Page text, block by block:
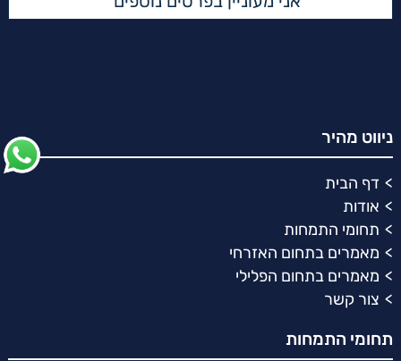
ניווט מהיר
דף הבית
אודות
תחומי התמחות
מאמרים בתחום האזרחי
מאמרים בתחום הפלילי
צור קשר
תחומי התמחות